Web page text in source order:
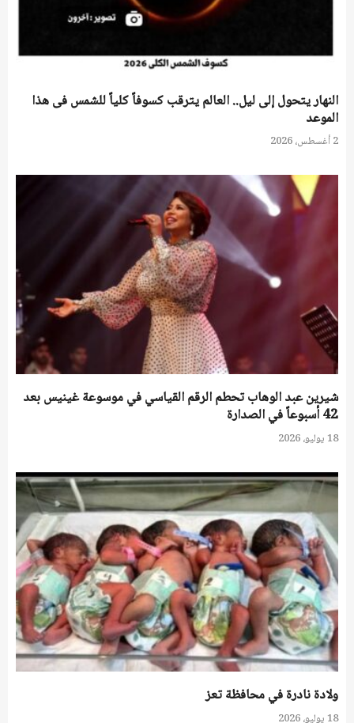
النهار يتحول إلى ليل.. العالم يترقب كسوفاً كلياً للشمس فى هذا
الموعد
2 أغسطس، 2026
شيرين عبد الوهاب تحطم الرقم القياسي في موسوعة غينيس بعد
42 أسبوعاً في الصدارة
18 يوليو، 2026
ولادة نادرة في محافظة تعز
18 يوليو، 2026